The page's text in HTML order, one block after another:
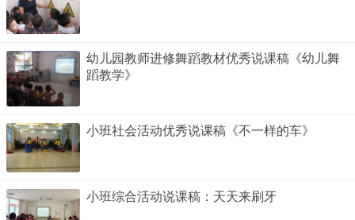
幼儿园教师进修舞蹈教材优秀说课稿《幼儿舞
蹈教学》
小班社会活动优秀说课稿《不一样的车》
小班综合活动说课稿：天天来刷牙